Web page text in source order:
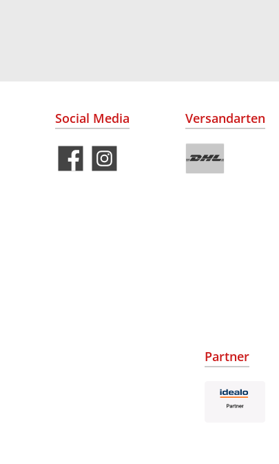
Social Media Versandarten
Partner